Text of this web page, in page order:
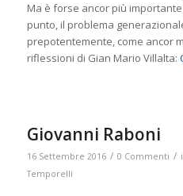
Ma è forse ancor più
punto, il problema
prepotentemente, come ancor
riflessioni di Gian Mario Villalta:
Giovanni Raboni
16 Settembre 2016 / 0 Commenti /
Temporelli